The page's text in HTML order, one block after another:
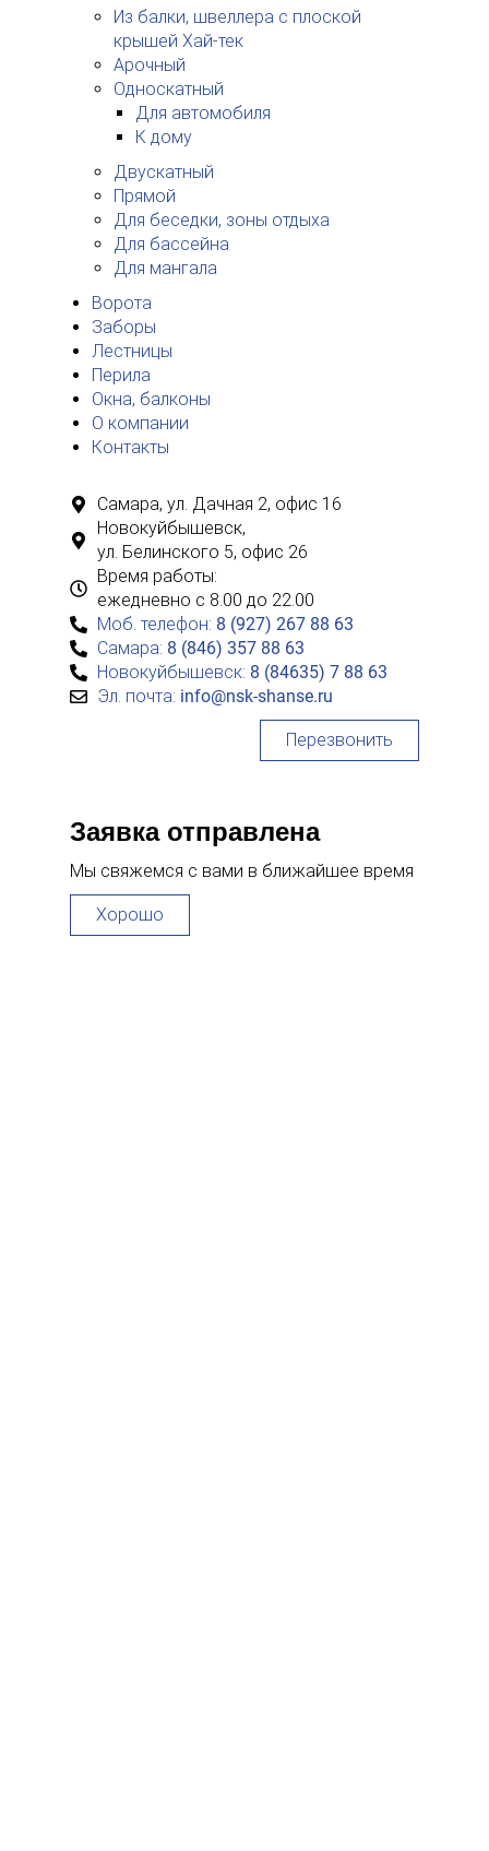
Из балки, швеллера с плоской
крышей Хай-тек
Арочный
Односкатный
Для автомобиля
К дому
Двускатный
Прямой
Для беседки, зоны отдыха
Для бассейна
Для мангала
Ворота
Заборы
Лестницы
Перила
Окна, балконы
О компании
Контакты
Самара, ул. Дачная 2, офис 16
Новокуйбышевск,
ул. Белинского 5, офис 26
Время работы:
ежедневно с 8.00 до 22.00
Моб. телефон: 8 (927) 267 88 63
Самара: 8 (846) 357 88 63
Новокуйбышевск: 8 (84635) 7 88 63
Эл. почта: info@nsk-shanse.ru
Перезвонить
Заявка отправлена
Мы свяжемся с вами в ближайшее время
Хорошо